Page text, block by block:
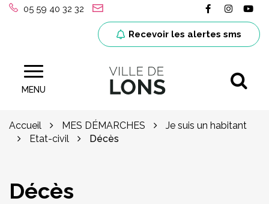
Gestion des traceurs
05 59 40 32 32 Lien vers le
Lien
Recevoir les alertes sms
MENU Site officiel de la ville de Lons (64)
Accueil MES DÉMARCHES
Je suis un habitant
Etat-civil
Décès
Décès